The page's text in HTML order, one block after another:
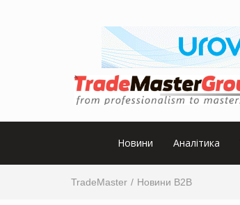
Новини Аналітика
TradeMaster Новини B2B